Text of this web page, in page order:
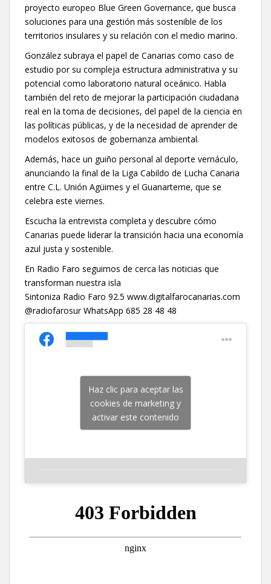
proyecto europeo Blue Green Governance, que busca
soluciones para una gestión más sostenible de los
territorios insulares y su relación con el medio marino.
González subraya el papel de Canarias como caso de
estudio por su compleja estructura administrativa y su
potencial como laboratorio natural oceánico. Habla
también del reto de mejorar la participación ciudadana
real en la toma de decisiones, del papel de la ciencia en
las políticas públicas, y de la necesidad de aprender de
modelos exitosos de gobernanza ambiental.
Además, hace un guiño personal al deporte vernáculo,
anunciando la final de la Liga Cabildo de Lucha Canaria
entre C.L. Unión Agüimes y el Guanarteme, que se
celebra este viernes.
Escucha la entrevista completa y descubre cómo
Canarias puede liderar la transición hacia una economía
azul justa y sostenible.
En Radio Faro seguimos de cerca las noticias que
transforman nuestra isla
Sintoniza Radio Faro 92.5 www.digitalfarocanarias.com
@radiofarosur WhatsApp 685 28 48 48
Haz clic para aceptar las
cookies de marketing y
activar este contenido